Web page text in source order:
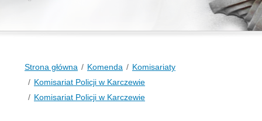
Strona główna Komenda
Komisariaty
Komisariat Policji w Karczewie
Komisariat Policji w Karczewie